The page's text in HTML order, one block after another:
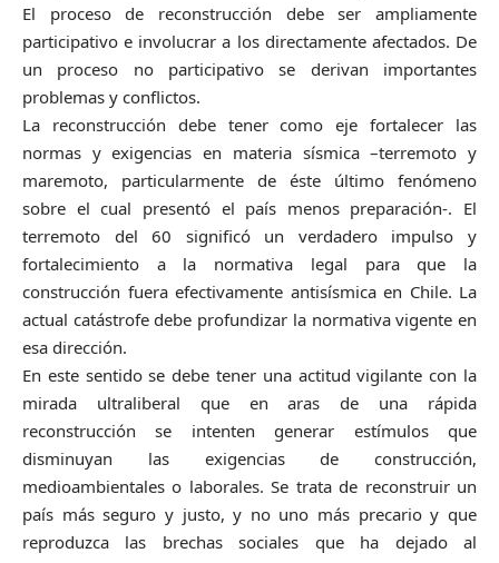
El proceso de reconstrucción debe ser ampliamente
participativo e involucrar a los directamente afectados. De
un proceso no participativo se derivan importantes
problemas y conflictos.
La reconstrucción debe tener como eje fortalecer las
normas y exigencias en materia sísmica –terremoto y
maremoto, particularmente de éste último fenómeno
sobre el cual presentó el país menos preparación-. El
terremoto del 60 significó un verdadero impulso y
fortalecimiento a la normativa legal para que la
construcción fuera efectivamente antisísmica en Chile. La
actual catástrofe debe profundizar la normativa vigente en
esa dirección.
En este sentido se debe tener una actitud vigilante con la
mirada ultraliberal que en aras de una rápida
reconstrucción se intenten generar estímulos que
disminuyan las exigencias de construcción,
medioambientales o laborales. Se trata de reconstruir un
país más seguro y justo, y no uno más precario y que
reproduzca las brechas sociales que ha dejado al